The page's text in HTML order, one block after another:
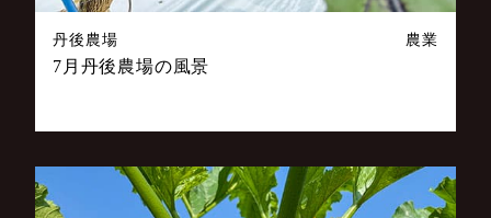
丹後農場 農業
7月丹後農場の風景